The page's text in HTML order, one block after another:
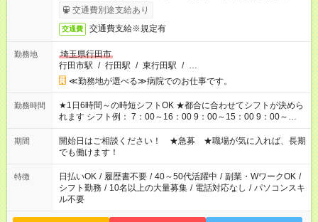
了次第のお支払いとなります。
交通費別途支給あり
交通費 交通費支給※規定有
勤務地
埼玉県行田市
行田市駅 / 行田駅 / 東行田駅 / …
≪勤務地が選べる≫病院でのお仕事です。
勤務時間
★1日6時間～の時短シフトOK ★都合に合わせてシフトが決めら
れます シフト例： 7：00～16：00 9：00～15：00 9：00～
18：00 11：00～20：00 など ※Wワークの場合、他のお仕事と
合わせ週40時間超の就業はご案内できません ※法令に基づき、
週20時間以上勤務は社会保険への加入対象となります ※労働者
派遣法（日雇い派遣の原則禁止）により、短時間・短期間の就
業はご案内が難しい場合があります
期間
開始日はご相談ください！ ★急募 ★職場が気に入れば、長期
でも働けます！
特徴 日払いOK / 履歴書不要 / 40～50代活躍中 / 副業・WワークOK /
シフト勤務 / 10名以上の大量募集 / 電話対応なし / パソコンスキ
ル不要